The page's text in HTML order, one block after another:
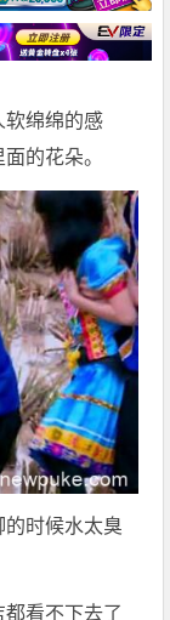
软绵绵的感
的花朵。
时候水太臭